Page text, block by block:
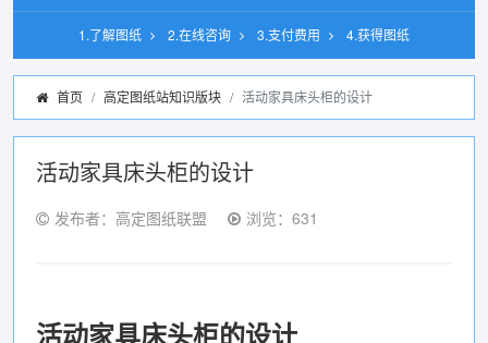
1.了解图纸 2.在线咨询 3.支付费用 4.获得图纸
首页 高定图纸站知识版块 活动家具床头柜的设计
活动家具床头柜的设计
发布者：高定图纸联盟 浏览：631
活动家具床头柜的设计